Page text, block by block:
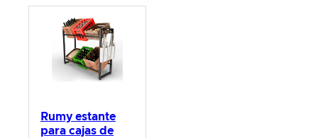
Rumy estante
para cajas de